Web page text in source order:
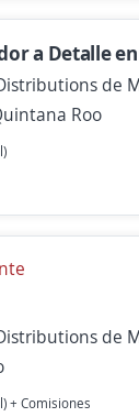
a Detalle
de
Roo
de
+ Comisiones